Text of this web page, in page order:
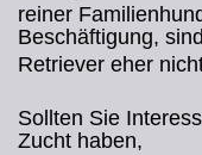
reiner
Beschäftigung,
Retriever eher
Sollten Sie
Zucht haben,